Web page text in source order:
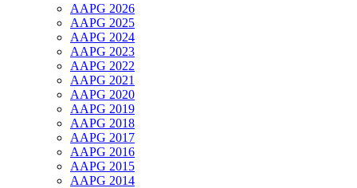
AAPG 2026
AAPG 2025
AAPG 2024
AAPG 2023
AAPG 2022
AAPG 2021
AAPG 2020
AAPG 2019
AAPG 2018
AAPG 2017
AAPG 2016
AAPG 2015
AAPG 2014